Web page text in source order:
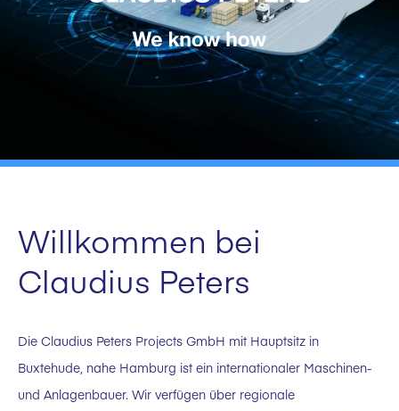
Willkommen bei
Claudius Peters
Die Claudius Peters Projects GmbH mit Hauptsitz in
Buxtehude, nahe Hamburg ist ein internationaler Maschinen-
und Anlagenbauer. Wir verfügen über regionale